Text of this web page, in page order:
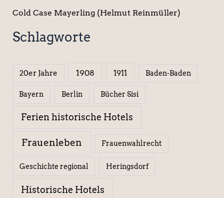
Cold Case Mayerling (Helmut Reinmüller)
Schlagworte
20er Jahre 1908 1911 Baden-Baden
Bayern Berlin Bücher Sisi
Ferien historische Hotels
Frauenleben Frauenwahlrecht
Geschichte regional Heringsdorf
Historische Hotels